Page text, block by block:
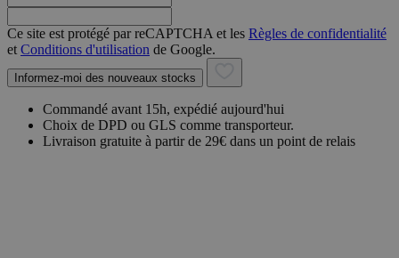
Ce site est protégé par reCAPTCHA et les Règles de confidentialité
et Conditions d'utilisation de Google.
Informez-moi des nouveaux stocks
Commandé avant 15h, expédié aujourd'hui
Choix de DPD ou GLS comme transporteur.
Livraison gratuite à partir de 29€ dans un point de relais